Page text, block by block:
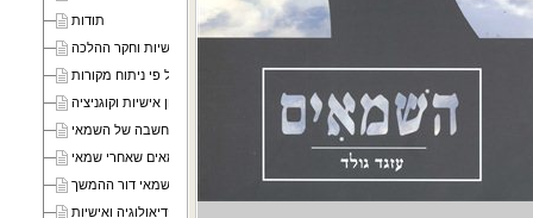
תודות
פרק 2 השמאי תכונות ומאפיינים על פי ניתוח מקורות
פרק 3 רקע מדעי סגנון אישיות וקוגניציה
פרק 6 בית הלל ובית שמאי דור ההמשך